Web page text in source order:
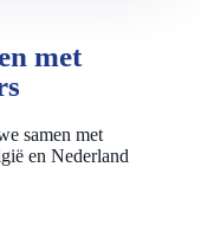
met
samen met
en Nederland